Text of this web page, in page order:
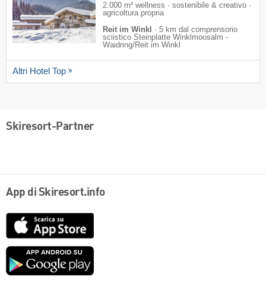
2.000 m² wellness · sostenibile & creativo ·
agricoltura propria
Reit im Winkl
· 5 km dal comprensorio
sciistico Steinplatte Winklmoosalm -
Waidring/​Reit im Winkl
Altri Hotel Top
Skiresort-Partner
App di Skiresort.info
Google